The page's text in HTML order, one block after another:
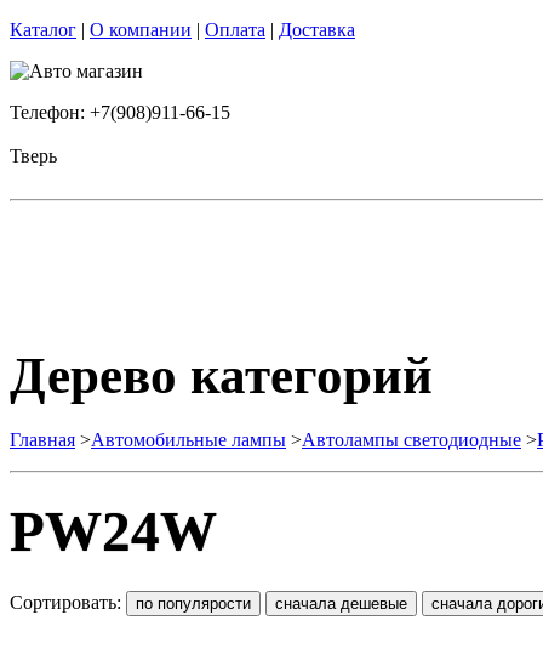
Каталог | О компании | Оплата | Доставка
Телефон: +7(908)911-66-15
Тверь
Дерево категорий
Главная >Автомобильные лампы >Автолампы светодиодные >
PW24W
Сортировать: